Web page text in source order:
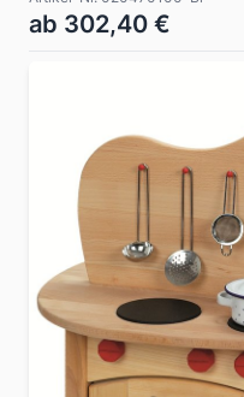
ab 302,40 €